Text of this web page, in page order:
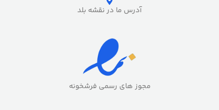
آدرس ما در نقشه بلد
مجوز های رسمی فرشخونه